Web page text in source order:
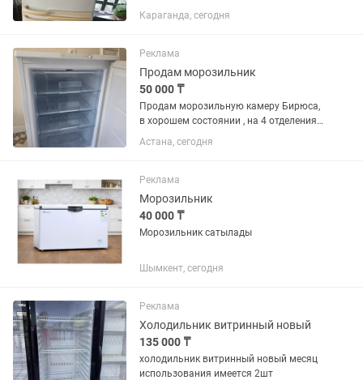
Караганда, сегодня
Реклама
Продам морозильник
50 000 ₸
Продам морозильную камеру Бирюса,
в хорошем состоянии , на 4 отделения,
объем 110 , торг есть
Астана, сегодня
Реклама
Морозильник
40 000 ₸
Морозильник сатылады
Шымкент, сегодня
Реклама
Холодильник витринный новый
135 000 ₸
холодильник витринный новый месяц
использования имеется 2шт